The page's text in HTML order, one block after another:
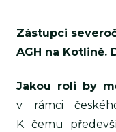
Zástupci
AGH na Kotlině.
Jakou roli by
v rámci
K čemu